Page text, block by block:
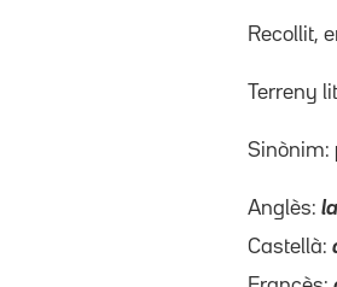
Recollit,
Terreny
Sinònim:
Anglès:
Castellà: